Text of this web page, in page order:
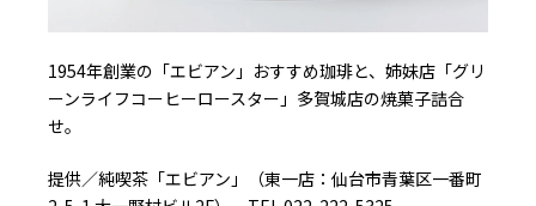
1954年創業の「エビアン」おすすめ珈琲と、姉妹店「グリ
ーンライフコーヒーロースター」多賀城店の焼菓子詰合
せ。
提供／純喫茶「エビアン」（東一店：仙台市青葉区一番町